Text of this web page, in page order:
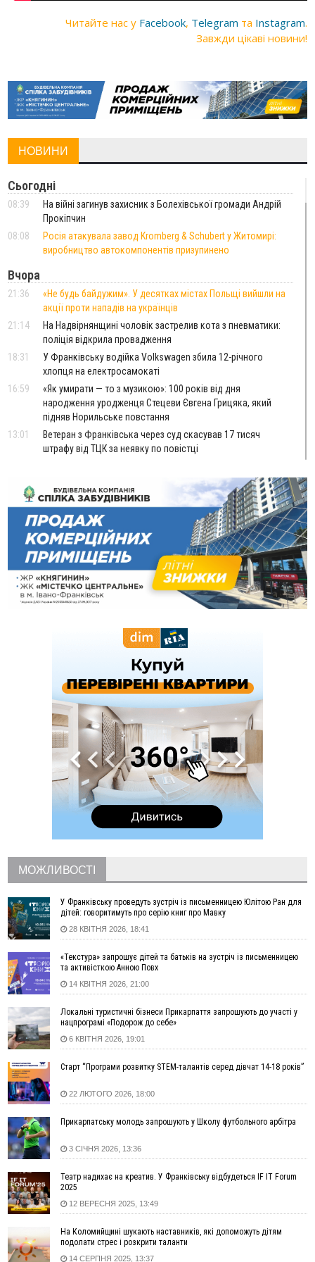
Читайте нас у Facebook, Telegram та Instagram.
Завжди цікаві новини!
НОВИНИ
Сьогодні
08:39
На війні загинув захисник з Болехівської громади Андрій
Прокіпчин
08:08
Росія атакувала завод Kromberg & Schubert у Житомирі:
виробництво автокомпонентів призупинено
Вчора
21:36
«Не будь байдужим». У десятках містах Польщі вийшли на
акції проти нападів на українців
21:14
На Надвірнянщині чоловік застрелив кота з пневматики:
поліція відкрила провадження
18:31
У Франківську водійка Volkswagen збила 12-річного
хлопця на електросамокаті
16:59
«Як умирати — то з музикою»: 100 років від дня
народження уродженця Стецеви Євгена Грицяка, який
підняв Норильське повстання
13:01
Ветеран з Франківська через суд скасував 17 тисяч
штрафу від ТЦК за неявку по повістці
від фантомного болю, зняли документальний фільм
11:12
Україна придбала у Туреччини 70 ракет ATACMS та 12
пускових установок M270
08 Серпня
20:25
На Буковині біля межі з Прикарпаттям зафіксували
землетрус
16:25
До +30°C і майже без опадів: синоптики розповіли про
погоду на Прикарпатті у найближчі дні
збив жінку й утік: його розшукали та затримали
Частина школярів не матимуть фізичних підручників на 1
вересня через російські обстріли — МОН
На Рогатинщині рештки тварин спалювали просто в полі:
поліція розслідує отруєння земель
Пірс, ігровий майданчик і зона для пікніків: оголосили
тендер на 7 мільйонів на благоустрій Німецького озера
У Калуші на озері в міському парку масово загинули
качки та риба
Майстра лісу з Верховинщини оштрафували на 600 тисяч за
переправлення чоловіків до Румунії
На Прикарпатті через негоду сталися аварійні вимкнення
За змову на тендері для Долинської лікарні двох
підприємців оштрафували на 272 тисячі гривень
10:09
Яремчанський суд виніс вирок чоловіку, який у Буковелі
вкрав із супермаркету пляшку віскі за 8,5 тисяч
09:53
В урочищі біля Галича археологи відкопали давньоруську
вагову гирку XII–XIII століть
09:39
У Франківську медики провели серію складних операцій
на аорті
07 Серпня
22:22 ФОТО У Богородчанах на "зебрі" водій Audi наїхав на
хлопчика з велосипедом
21:01
Загальна площа всіх книгарень України - трохи більше ніж 6
футбольних полів
18:55
Прикарпаття серед лідерів за будівництвом новобудов і
рекордсмен за зростанням цін на житло
16:48
ВІДЕО Де безпечно купатися на Прикарпатті?
16:20
У Франківську дружина загиблого воїна створила
організацію «КОД 7'Я», аби підтримувати військових та їхні
сім'ї
15:57
У Коломиї на одній з вулиць встановлять комплекс
автоматичної фіксації швидкості
15:29
Війна забрала життя трьох воїнів з Прикарпаття
виключення військовозобов’язаних з обліку
14:31
«Багато питань буде знято». На громадських слуханнях в
МОЖЛИВОСТІ
У Франківську проведуть зустріч із письменницею Юлітою Ран для
дітей: говоритимуть про серію книг про Мавку
28 КВІТНЯ 2026, 18:41
«Текстура» запрошує дітей та батьків на зустріч із письменницею
та активісткою Анною Повх
14 КВІТНЯ 2026, 21:00
Локальні туристичні бізнеси Прикарпаття запрошують до участі у
нацпрограмі «Подорож до себе»
6 КВІТНЯ 2026, 19:01
Старт “Програми розвитку STEM-талантів серед дівчат 14-18 років”
22 ЛЮТОГО 2026, 18:00
Прикарпатську молодь запрошують у Школу футбольного арбітра
3 СІЧНЯ 2026, 13:36
Театр надихає на креатив. У Франківську відбудеться IF IT Forum
2025
12 ВЕРЕСНЯ 2025, 13:49
На Коломийщині шукають наставників, які допоможуть дітям
подолати стрес і розкрити таланти
14 СЕРПНЯ 2025, 13:37